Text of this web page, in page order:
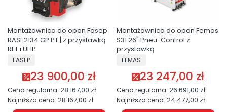
Montażownica do opon Fasep
RASE2134.GP.PT | z przystawką
RFT i UHP
PRODUCENT
FASEP
Cena promocyjna
23 900,00 zł
Cena regularna: 28 167,00 zł
Najniższa cena: 28 167,00 zł
Montażownica do opon Femas
S31 26" Pneu-Control z
przystawką
PRODUCENT
FEMAS
Cena promocyjna
23 247,00 zł
Cena regularna: 26 691,00 zł
Najniższa cena: 24 477,00 zł